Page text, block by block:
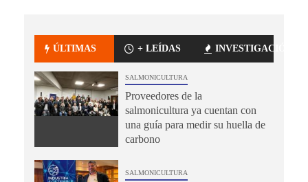
ÚLTIMAS + LEÍDAS INVESTIGACIÓN
SALMONICULTURA
Proveedores de la
salmonicultura ya cuentan con
una guía para medir su huella de
carbono
SALMONICULTURA